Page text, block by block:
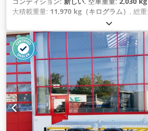
大積載重量: 11,970 kg（キログラム） , 総
, 荷室長:
1,800 mm, サスペンション:鋼, タイヤサ
色:その他 , 変速方式: , フロントタイ
R19,5 , 後輪タイヤサイズ:285 /70 R19,5,
クラス:なし, 燃料:バイオディーゼル, 装備:
ク・ブレーキ・システム）, 圧縮空気ブレー